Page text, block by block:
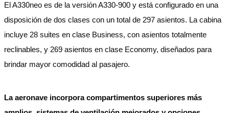
El A330neo es de la versión A330-900 y está configurado en una
disposición de dos clases con un total de 297 asientos. La cabina
incluye 28 suites en clase Business, con asientos totalmente
reclinables, y 269 asientos en clase Economy, diseñados para
brindar mayor comodidad al pasajero.
La aeronave incorpora compartimentos superiores más